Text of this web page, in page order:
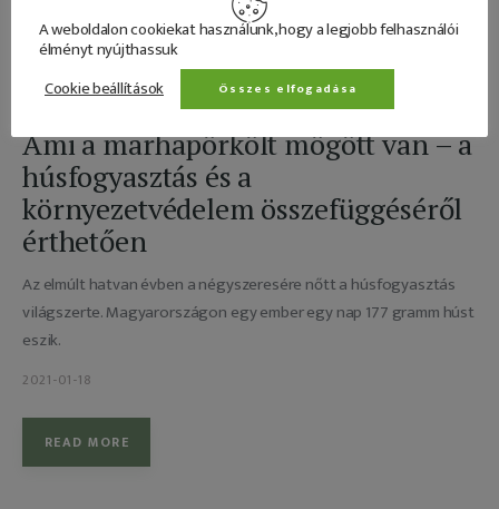
CIKK EGYÉB
Ami a marhapörkölt mögött van – a
húsfogyasztás és a
környezetvédelem összefüggéséről
érthetően
Az elmúlt hatvan évben a négyszeresére nőtt a húsfogyasztás
világszerte. Magyarországon egy ember egy nap 177 gramm húst
eszik.
2021-01-18
READ MORE
A weboldalon cookiekat használunk, hogy a legjobb felhasználói
élményt nyújthassuk
Cookie beállítások
Összes elfogadása